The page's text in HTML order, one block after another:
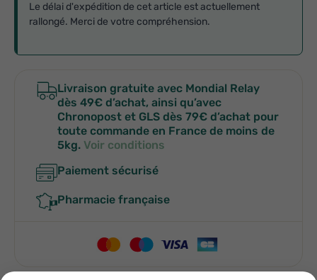
Le délai d'expédition de cet article est actuellement
rallongé. Merci de votre compréhension.
Livraison gratuite avec Mondial Relay
dès 49€ d’achat, ainsi qu’avec
Chronopost et GLS dès 79€ d’achat pour
toute commande en France de moins de
5kg. Voir conditions
Paiement sécurisé
Pharmacie française